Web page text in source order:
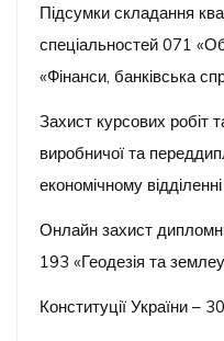
Підсумки складання
спеціальностей 071
«Фінанси, банківська
Захист курсових робіт
виробничої та
економічному відділенні
Онлайн захист
193 «Геодезія та
Конституції України –